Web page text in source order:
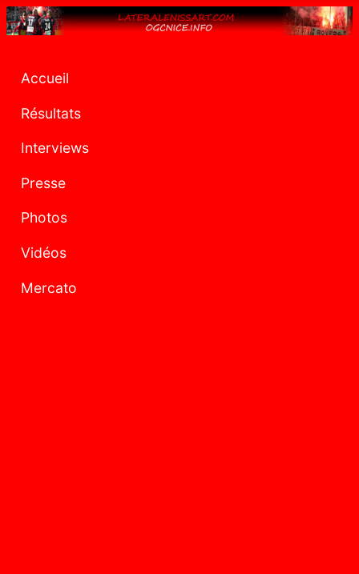
Accueil
Résultats
Interviews
Presse
Photos
Vidéos
Mercato